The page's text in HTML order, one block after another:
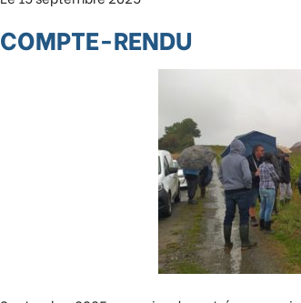
COMPTE-RENDU